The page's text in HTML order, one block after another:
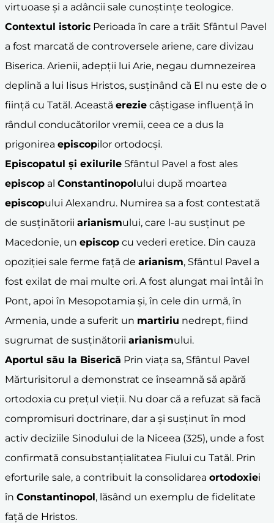
virtuoase și a adâncii sale cunoștințe teologice.
Contextul istoric Perioada în care a trăit Sfântul Pavel
a fost marcată de controversele ariene, care divizau
Biserica. Arienii, adepții lui Arie, negau dumnezeirea
deplină a lui Iisus Hristos, susținând că El nu este de o
ființă cu Tatăl. Această erezie câștigase influență în
rândul conducătorilor vremii, ceea ce a dus la
prigonirea episcopilor ortodocși.
Episcopatul și exilurile Sfântul Pavel a fost ales
episcop al Constantinopolului după moartea
episcopului Alexandru. Numirea sa a fost contestată
de susținătorii arianismului, care l-au susținut pe
Macedonie, un episcop cu vederi eretice. Din cauza
opoziției sale ferme față de arianism, Sfântul Pavel a
fost exilat de mai multe ori. A fost alungat mai întâi în
Pont, apoi în Mesopotamia și, în cele din urmă, în
Armenia, unde a suferit un martiriu nedrept, fiind
sugrumat de susținătorii arianismului.
Aportul său la Biserică Prin viața sa, Sfântul Pavel
Mărturisitorul a demonstrat ce înseamnă să apără
ortodoxia cu prețul vieții. Nu doar că a refuzat să facă
compromisuri doctrinare, dar a și susținut în mod
activ deciziile Sinodului de la Niceea (325), unde a fost
confirmată consubstanțialitatea Fiului cu Tatăl. Prin
eforturile sale, a contribuit la consolidarea ortodoxiei
în Constantinopol, lăsând un exemplu de fidelitate
față de Hristos.